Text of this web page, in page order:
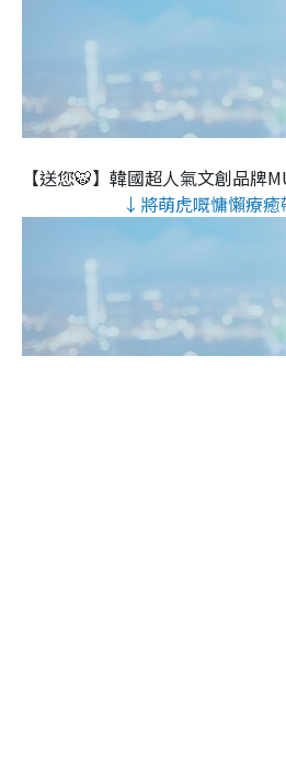
【送您🐯】韓國超人氣文創品牌
↓將萌虎嘅慵懶療